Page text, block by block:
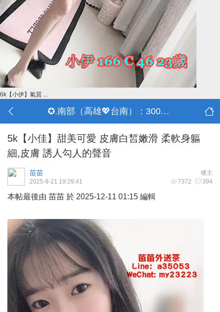
6k【小伊】氣質 ...
✪.南部（高雄💖台南）：3000-30000
5k【小佳】甜美可愛 皮膚白皙嫩滑 柔軟身軀
細,皮膚 誘人勾人的聲音
楼主
苗苗
7372 394
2025-9-21 19:29:41
本帖最後由 苗苗 於 2025-12-11 01:15 編輯